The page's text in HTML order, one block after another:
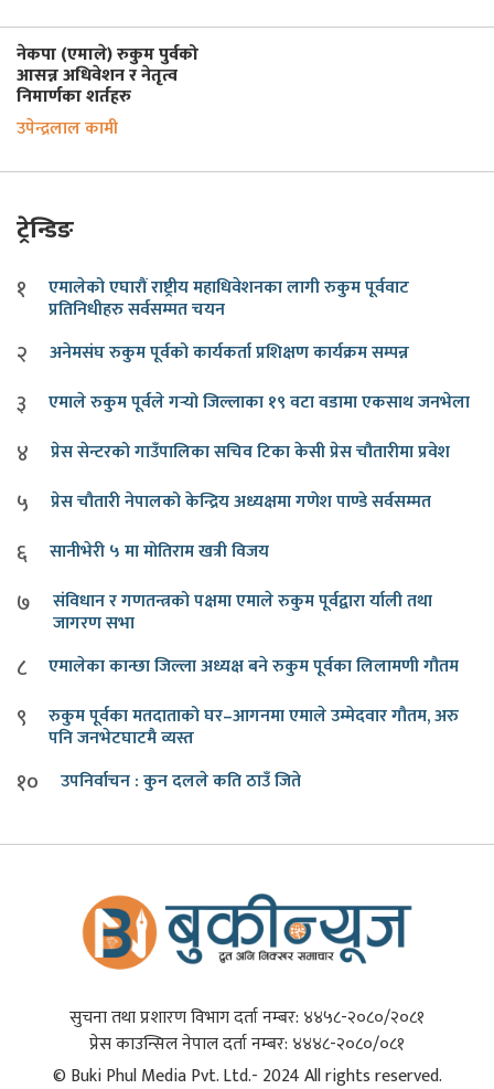
नेकपा (एमाले) रुकुम पुर्वको
आसन्न अधिवेशन र नेतृत्व
निमार्णका शर्तहरु
उपेन्द्रलाल कामी
ट्रेन्डिङ
१ एमालेको एघारौं राष्ट्रीय महाधिवेशनका लागी रुकुम पूर्ववाट
प्रतिनिधीहरु सर्वसम्मत चयन
२ अनेमसंघ रुकुम पूर्वको कार्यकर्ता प्रशिक्षण कार्यक्रम सम्पन्न
३ एमाले रुकुम पूर्वले गर्‍यो जिल्लाका १९ वटा वडामा एकसाथ जनभेला
४ प्रेस सेन्टरको गाउँपालिका सचिव टिका केसी प्रेस चौतारीमा प्रवेश
५ प्रेस चौतारी नेपालको केन्द्रिय अध्यक्षमा गणेश पाण्डे सर्वसम्मत
६ सानीभेरी ५ मा मोतिराम खत्री विजय
७ संविधान र गणतन्त्रको पक्षमा एमाले रुकुम पूर्वद्वारा र्याली तथा
जागरण सभा
८ एमालेका कान्छा जिल्ला अध्यक्ष बने रुकुम पूर्वका लिलामणी गौतम
९ रुकुम पूर्वका मतदाताको घर–आगनमा एमाले उम्मेदवार गौतम, अरु
पनि जनभेटघाटमै व्यस्त
१० उपनिर्वाचन : कुन दलले कति ठाउँ जिते
सुचना तथा प्रशारण विभाग दर्ता नम्बर: ४४५८-२०८०/२०८१
प्रेस काउन्सिल नेपाल दर्ता नम्बर: ४४४८-२०८०/०८१
© Buki Phul Media Pvt. Ltd.- 2024 All rights reserved.